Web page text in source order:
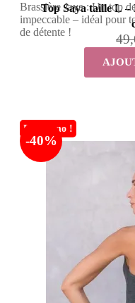
Top Saya taille L –
Brassière Jaya : Un top
impeccable – idéal pour
de détente !
En promo !
-40%